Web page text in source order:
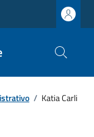
/ Katia Carli